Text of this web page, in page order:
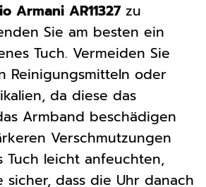
Armani AR11327 zu
Sie am besten ein
Tuch. Vermeiden Sie
Reinigungsmitteln oder
da diese das
Armband beschädigen
Verschmutzungen
Tuch leicht anfeuchten,
sicher, dass die Uhr danach